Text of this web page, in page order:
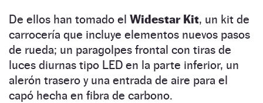
De ellos han tomado el Widestar Kit, un kit de
carrocería que incluye elementos nuevos pasos
de rueda; un paragolpes frontal con tiras de
luces diurnas tipo LED en la parte inferior, un
alerón trasero y una entrada de aire para el
capó hecha en fibra de carbono.